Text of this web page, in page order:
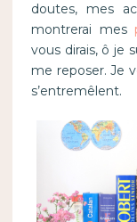
doutes, mes
montrerai mes
vous dirais, ô je
me reposer. Je
s’entremêlent.